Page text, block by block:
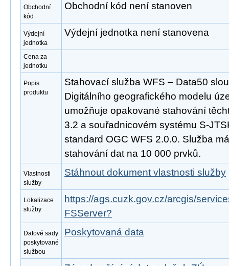
Obchodní
kód
Obchodní kód není stanoven
Výdejní
jednotka
Výdejní jednotka není stanovena
Cena za
jednotku
Popis
produktu
Stahovací služba WFS – Data50
Digitálního geografického modelu
umožňuje opakované stahování
3.2 a souřadnicovém systému S-
standard OGC WFS 2.0.0. Služba
stahování dat na 10 000 prvků.
Vlastnosti
služby
Stáhnout dokument vlastnosti služby
Lokalizace
služby
https://ags.cuzk.gov.cz/arcgis/
FSServer?
Datové sady
poskytované
službou
Poskytovaná data